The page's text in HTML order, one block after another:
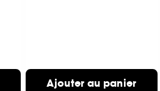
Ajouter au panier